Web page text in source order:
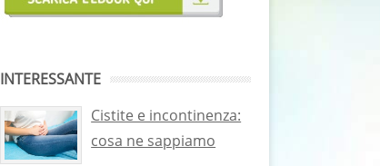
INTERESSANTE
Cistite e incontinenza:
cosa ne sappiamo